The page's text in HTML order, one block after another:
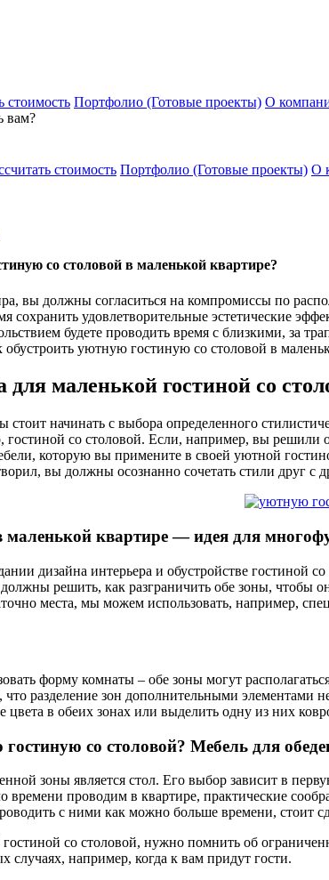
стоимость Портфолио (Готовые проекты) О
вам?
стоимость Портфолио (Готовые проекты) О
со столовой в маленькой квартире?
вы должны согласиться на компромиссы по
сохранить удовлетворительные эстетические
будете проводить время с близкими, за
уютную гостиную со столовой в
для маленькой гостиной со
начинать с выбора определенного
со столовой. Если, например, вы решили
которую вы примените в своей уютной
вы должны осознанно сочетать стили друг
маленькой квартире — идея для
дизайна интерьера и обустройстве
решить, как разграничить обе зоны, чтобы
места, мы можем использовать, например,
форму комнаты – обе зоны могут
разделение зон дополнительными элементами
цвета в обеих зонах или выделить одну из них
со столовой? Мебель для
зоны является стол. Его выбор зависит в
времени проводим в квартире, практические
с ними как можно больше времени, стоит
со столовой, нужно помнить об
случаях, например, когда к вам придут гости.